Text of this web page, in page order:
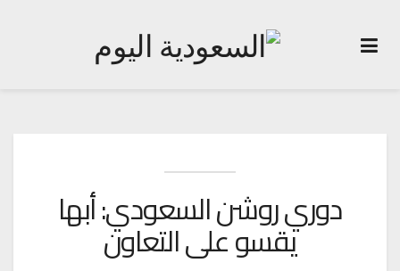
دوري روشن السعودي: أبها
يقسو على التعاون